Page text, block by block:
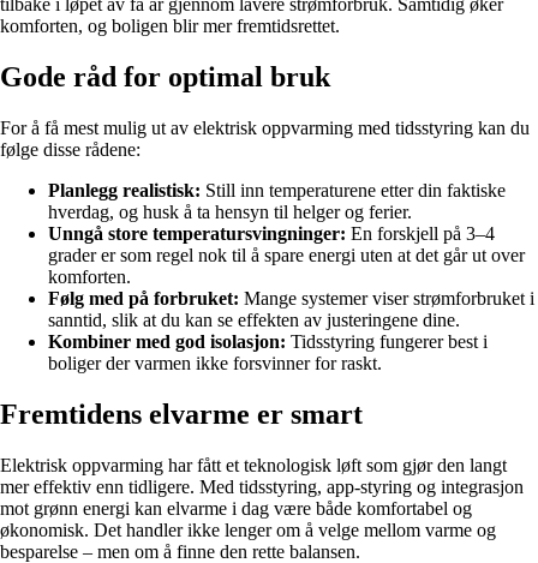
komforten, og boligen blir mer fremtidsrettet.
Gode råd for optimal bruk
For å få mest mulig ut av elektrisk oppvarming med tidsstyring kan du
følge disse rådene:
Planlegg realistisk: Still inn temperaturene etter din faktiske
hverdag, og husk å ta hensyn til helger og ferier.
Unngå store temperatursvingninger: En forskjell på 3–4
grader er som regel nok til å spare energi uten at det går ut over
komforten.
Følg med på forbruket: Mange systemer viser strømforbruket i
sanntid, slik at du kan se effekten av justeringene dine.
Kombiner med god isolasjon: Tidsstyring fungerer best i
boliger der varmen ikke forsvinner for raskt.
Fremtidens elvarme er smart
Elektrisk oppvarming har fått et teknologisk løft som gjør den langt
mer effektiv enn tidligere. Med tidsstyring, app-styring og integrasjon
mot grønn energi kan elvarme i dag være både komfortabel og
økonomisk. Det handler ikke lenger om å velge mellom varme og
besparelse – men om å finne den rette balansen.